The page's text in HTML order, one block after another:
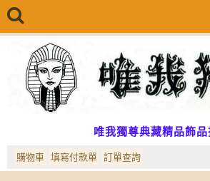
唯我獨尊典藏精品飾品
購物車 填寫付款單 訂單查詢